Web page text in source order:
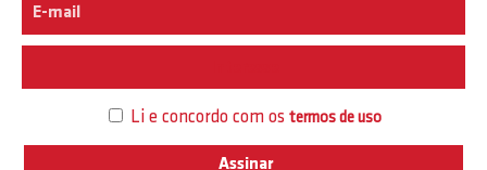
Li e concordo com os termos de uso